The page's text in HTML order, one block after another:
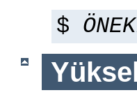
$ ÖNEK